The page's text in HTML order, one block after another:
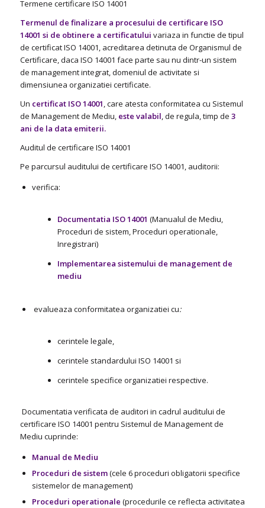
Termene certificare ISO 14001
Termenul de finalizare a procesului de certificare ISO
14001 si de obtinere a certificatului variaza in functie de tipul
de certificat ISO 14001, acreditarea detinuta de Organismul de
Certificare, daca ISO 14001 face parte sau nu dintr-un sistem
de management integrat, domeniul de activitate si
dimensiunea organizatiei certificate.
Un certificat ISO 14001, care atesta conformitatea cu Sistemul
de Management de Mediu, este valabil, de regula, timp de 3
ani de la data emiterii.
Auditul de certificare ISO 14001
Pe parcursul auditului de certificare ISO 14001, auditorii:
verifica:
Documentatia ISO 14001 (Manualul de Mediu,
Proceduri de sistem, Proceduri operationale,
Inregistrari)
Implementarea sistemului de management de
mediu
evalueaza conformitatea organizatiei cu:
cerintele legale,
cerintele standardului ISO 14001 si
cerintele specifice organizatiei respective.
Documentatia verificata de auditori in cadrul auditului de
certificare ISO 14001 pentru Sistemul de Management de
Mediu cuprinde:
Manual de Mediu
Proceduri de sistem(cele 6 proceduri obligatorii specifice
sistemelor de management)
Proceduri operationale (procedurile ce reflecta activitatea